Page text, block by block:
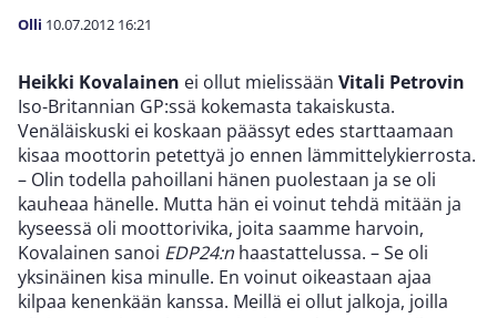
Olli 10.07.2012 16:21
Heikki Kovalainen ei ollut mielissään Vitali Petrovin
Iso-Britannian GP:ssä kokemasta takaiskusta.
Venäläiskuski ei koskaan päässyt edes starttaamaan
kisaa moottorin petettyä jo ennen lämmittelykierrosta.
– Olin todella pahoillani hänen puolestaan ja se oli
kauheaa hänelle. Mutta hän ei voinut tehdä mitään ja
kyseessä oli moottorivika, joita saamme harvoin,
Kovalainen sanoi EDP24:n haastattelussa. – Se oli
yksinäinen kisa minulle. En voinut oikeastaan ajaa
kilpaa kenenkään kanssa. Meillä ei ollut jalkoja, joilla